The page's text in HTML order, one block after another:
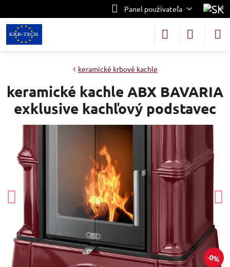
Panel používateľa
0%
keramické krbové kachle
keramické kachle ABX BAVARIA
exklusive kachľový podstavec